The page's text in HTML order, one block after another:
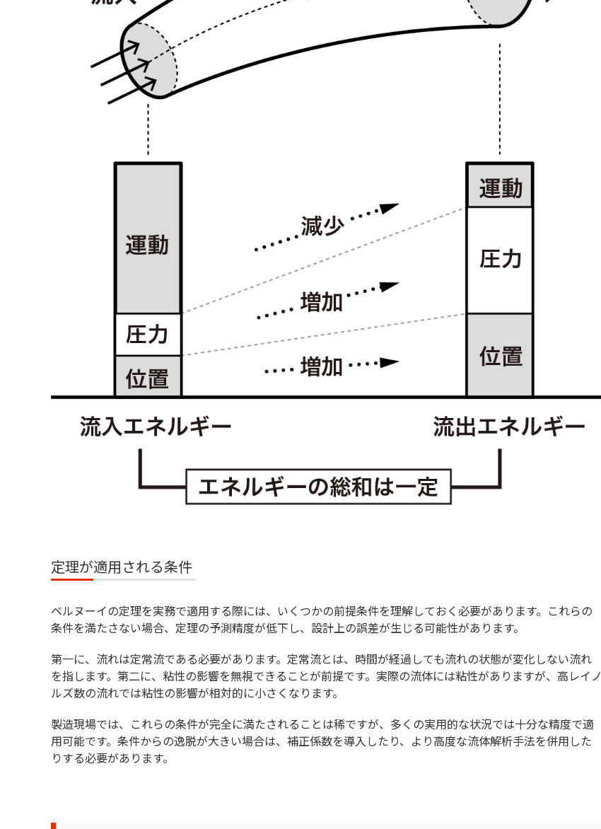
定理が適用される条件
ベルヌーイの定理を実務で適用する際には、いくつかの前提条件を理解しておく必要があります。これらの
条件を満たさない場合、定理の予測精度が低下し、設計上の誤差が生じる可能性があります。
第一に、流れは定常流である必要があります。定常流とは、時間が経過しても流れの状態が変化しない流れ
を指します。第二に、粘性の影響を無視できることが前提です。実際の流体には粘性がありますが、高レイノ
ルズ数の流れでは粘性の影響が相対的に小さくなります。
製造現場では、これらの条件が完全に満たされることは稀ですが、多くの実用的な状況では十分な精度で適
用可能です。条件からの逸脱が大きい場合は、補正係数を導入したり、より高度な流体解析手法を併用した
りする必要があります。